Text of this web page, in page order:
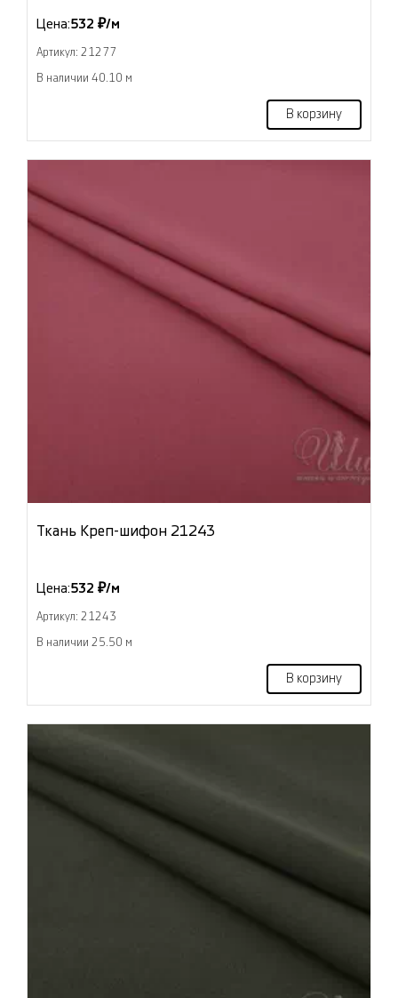
Цена:532 ₽/м
Артикул: 21277
В наличии 40.10 м
В корзину
Ткань Креп-шифон 21243
Цена:532 ₽/м
Артикул: 21243
В наличии 25.50 м
В корзину